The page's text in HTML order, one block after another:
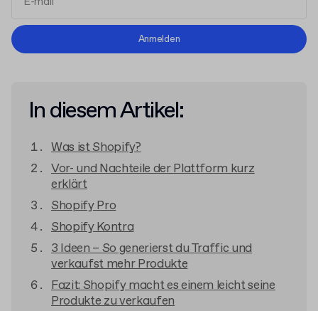
Allgemeinen Geschäftsbedingungen
Anmelden
In diesem Artikel:
Was ist Shopify?
Vor- und Nachteile der Plattform kurz
erklärt
Shopify Pro
Shopify Kontra
3 Ideen – So generierst du Traffic und
verkaufst mehr Produkte
Fazit: Shopify macht es einem leicht seine
Produkte zu verkaufen